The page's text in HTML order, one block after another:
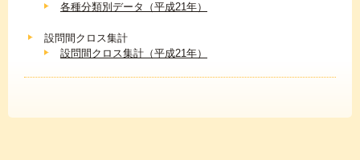
各種分類別データ（平成21年）
設問間クロス集計
設問間クロス集計（平成21年）